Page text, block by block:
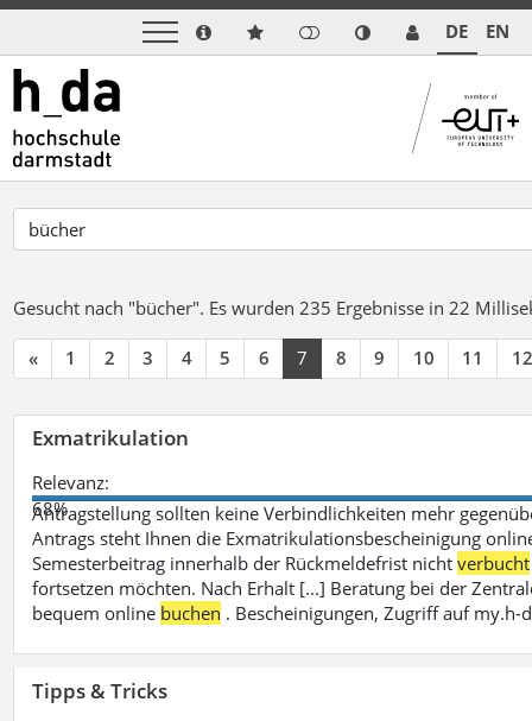
DE EN
Gesucht nach "bücher". Es wurden 235 Ergebnisse in 22
« 1 2 3 4 5 6 7 8 9 10 11 12
Exmatrikulation
Relevanz:
68%
Antragstellung sollten keine Verbindlichkeiten mehr
Antrags steht Ihnen die Exmatrikulationsbescheinigung
Semesterbeitrag innerhalb der Rückmeldefrist nichtverbucht
fortsetzen möchten. Nach Erhalt [...] Beratung bei der
bequem online buchen . Bescheinigungen, Zugriff auf
Tipps & Tricks